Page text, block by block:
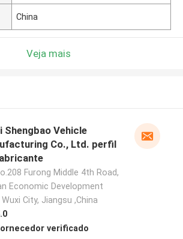
China
Veja mais
Shengbao Vehicle
Co., Ltd. perfil
Furong Middle 4th Road,
Economic Development
Wuxi City, Jiangsu ,China
verificado